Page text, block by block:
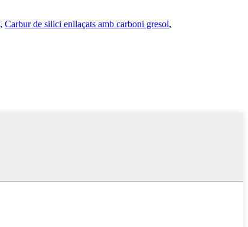
, Carbur de silici enllaçats amb carboni gresol,